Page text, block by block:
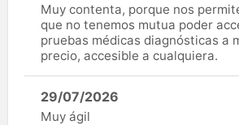
Muy contenta, porque nos
que no tenemos mutua poder
pruebas médicas diagnósticas a
precio, accesible a cualquiera.
29/07/2026
Muy ágil